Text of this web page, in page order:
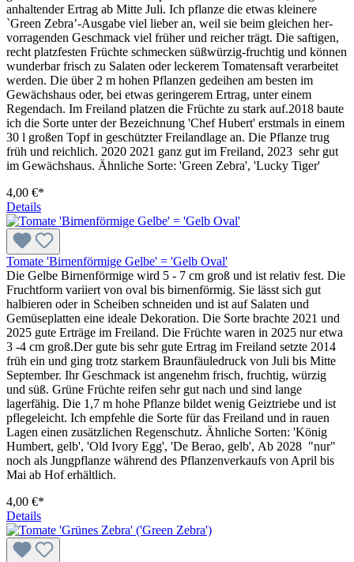
anhaltender Ertrag ab Mitte Juli. Ich pflanze die etwas kleinere
`Green Zebra’-Ausgabe viel lieber an, weil sie beim gleichen her­
vorragenden Geschmack viel früher und reicher trägt. Die saftigen,
recht platzfesten Früchte schmecken süßwürzig-fruchtig und können
wunderbar frisch zu Salaten oder leckerem Toma­tensaft verarbeitet
werden. Die über 2 m hohen Pflanzen gedeihen am besten im
Gewächshaus oder, bei etwas geringerem Ertrag, unter einem
Regendach. Im Freiland platzen die Früchte zu stark auf.2018 baute
ich die Sorte unter der Bezeichnung 'Chef Hubert' erstmals in einem
30 l großen Topf in geschützter Freilandlage an. Die Pflanze trug
früh und reichlich. 2020 2021 ganz gut im Freiland, 2023 sehr gut
im Gewächshaus. Ähnliche Sorte: 'Green Zebra', 'Lucky Tiger'
4,00 €*
Details
Tomate 'Birnenförmige Gelbe' = 'Gelb Oval'
Die Gelbe Birnenförmige wird 5 - 7 cm groß und ist relativ fest. Die
Fruchtform variiert von oval bis birnenförmig. Sie lässt sich gut
halbieren oder in Scheiben schneiden und ist auf Salaten und
Gemüseplatten eine ideale Dekoration. Die Sorte brachte 2021 und
2025 gute Erträge im Freiland. Die Früchte waren in 2025 nur etwa
3 -4 cm groß.Der gute bis sehr gute Ertrag im Freiland setzte 2014
früh ein und ging trotz starkem Braunfäuledruck von Juli bis Mitte
September. Ihr Geschmack ist angenehm frisch, fruchtig, würzig
und süß. Grüne Früchte reifen sehr gut nach und sind lange
lagerfähig. Die 1,7 m hohe Pflanze bildet wenig Geiztriebe und ist
pflegeleicht. Ich empfehle die Sorte für das Freiland und in rauen
Lagen einen zusätzlichen Regenschutz. Ähnliche Sorten: 'König
Humbert, gelb', 'Old Ivory Egg', 'De Berao, gelb', Ab 2028 "nur"
noch als Jungpflanze während des Pflanzenverkaufs von April bis
Mai ab Hof erhältlich.
4,00 €*
Details